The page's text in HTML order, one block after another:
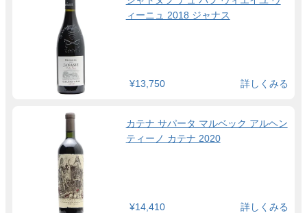
ィーニュ 2018 ジャナス
¥13,750 詳しくみる
カテナ サパータ マルベック アルヘン
ティーノ カテナ 2020
¥14,410 詳しくみる